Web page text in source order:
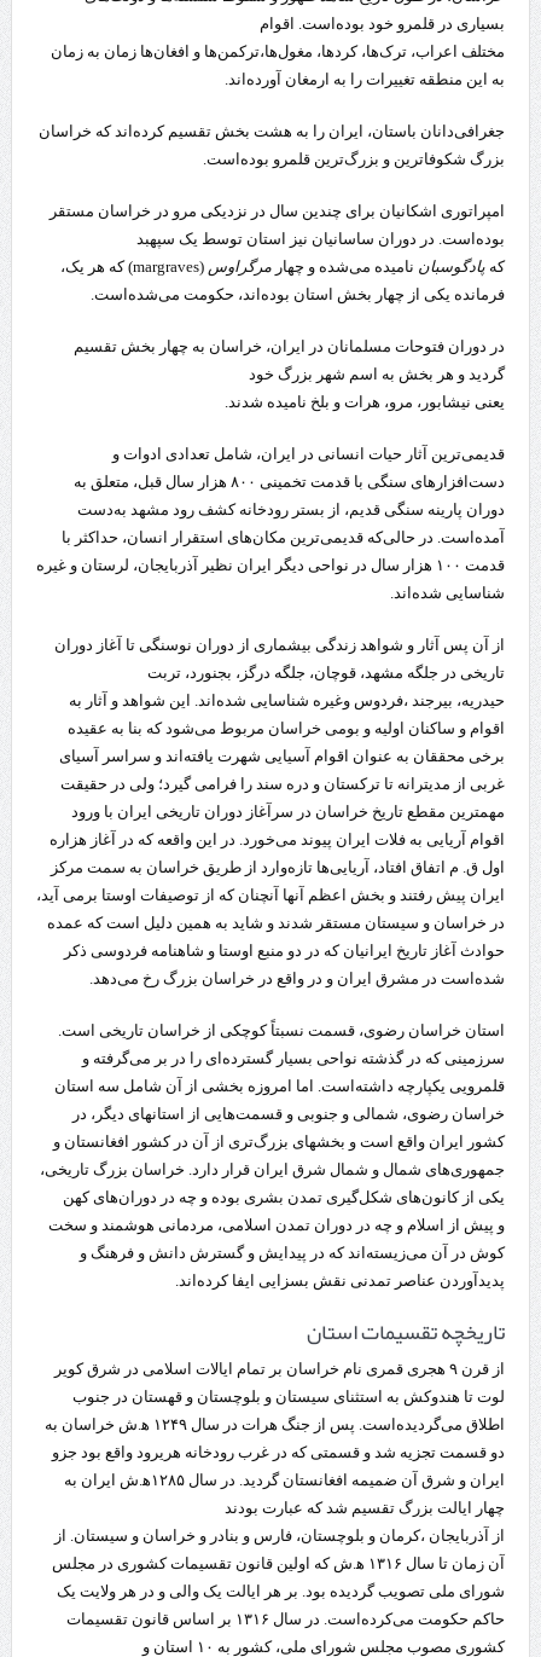
بسیاری در قلمرو خود بوده‌است. اقوام
مختلف اعراب، ترک‌ها، کردها، مغول‌ها،ترکمن‌ها و افغان‌ها زمان به زمان
به این منطقه تغییرات را به ارمغان آورده‌اند.
جغرافی‌دانان باستان، ایران را به هشت بخش تقسیم کرده‌اند که خراسان
بزرگ شکوفاترین و بزرگ‌ترین قلمرو بوده‌است.
امپراتوری اشکانیان برای چندین سال در نزدیکی مرو در خراسان مستقر
بوده‌است. در دوران ساسانیان نیز استان توسط یک سپهبد
که پادگوسبان نامیده می‌شده و چهار مرگراوس
(margraves) که هر یک،
فرمانده یکی از چهار بخش استان بوده‌اند، حکومت می‌شده‌است.
در دوران فتوحات مسلمانان در ایران، خراسان به چهار بخش تقسیم
گردید و هر بخش به اسم شهر بزرگ خود
یعنی نیشابور، مرو، هرات و بلخ نامیده شدند.
قدیمی‌ترین آثار حیات انسانی در ایران، شامل تعدادی ادوات و
دست‌افزارهای سنگی با قدمت تخمینی ۸۰۰ هزار سال قبل، متعلق به
دوران پارینه سنگی قدیم، از بستر رودخانه کشف رود مشهد به‌دست
آمده‌است. در حالی‌که قدیمی‌ترین مکان‌های استقرار انسان، حداکثر با
قدمت ۱۰۰ هزار سال در نواحی دیگر ایران نظیر آذربایجان، لرستان و غیره
شناسایی شده‌اند.
از آن پس آثار و شواهد زندگی بیشماری از دوران نوسنگی تا آغاز دوران
تاریخی در جلگه مشهد، قوچان، جلگه درگز، بجنورد، تربت
حیدریه، بیرجند ،فردوس وغیره شناسایی شده‌اند. این شواهد و آثار به
اقوام و ساکنان اولیه و بومی خراسان مربوط می‌شود که بنا به عقیده
برخی محققان به عنوان اقوام آسیایی شهرت یافته‌اند و سراسر آسیای
غربی از مدیترانه تا ترکستان و دره سند را فرامی گیرد؛ ولی در حقیقت
مهمترین مقطع تاریخ خراسان در سرآغاز دوران تاریخی ایران با ورود
اقوام آریایی به فلات ایران پیوند می‌خورد. در این واقعه که در آغاز هزاره
اول ق. م اتفاق افتاد، آریایی‌ها تازه‌وارد از طریق خراسان به سمت مرکز
ایران پیش رفتند و بخش اعظم آنها آنچنان که از توصیفات اوستا برمی آید،
در خراسان و سیستان مستقر شدند و شاید به همین دلیل است که عمده
حوادث آغاز تاریخ ایرانیان که در دو منبع اوستا و شاهنامه فردوسی ذکر
شده‌است در مشرق ایران و در واقع در خراسان بزرگ رخ می‌دهد.
استان خراسان رضوی، قسمت نسبتاً کوچکی از خراسان تاریخی است.
سرزمینی که در گذشته نواحی بسیار گسترده‌ای را در بر می‌گرفته و
قلمرویی یکپارچه داشته‌است. اما امروزه بخشی از آن شامل سه استان
خراسان رضوی، شمالی و جنوبی و قسمت‌هایی از استانهای دیگر، در
کشور ایران واقع است و بخشهای بزرگ‌تری از آن در کشور افغانستان و
جمهوری‌های شمال و شمال شرق ایران قرار دارد. خراسان بزرگ تاریخی،
یکی از کانون‌های شکل‌گیری تمدن بشری بوده و چه در دوران‌های کهن
و پیش از اسلام و چه در دوران تمدن اسلامی، مردمانی هوشمند و سخت
کوش در آن می‌زیسته‌اند که در پیدایش و گسترش دانش و فرهنگ و
پدیدآوردن عناصر تمدنی نقش بسزایی ایفا کرده‌اند.
تاریخچه تقسیمات استان
از قرن ۹ هجری قمری نام خراسان بر تمام ایالات اسلامی در شرق کویر
لوت تا هندوکش به استثنای سیستان و بلوچستان و قهستان در جنوب
اطلاق می‌گردیده‌است. پس از جنگ هرات در سال ۱۲۴۹ ه‍.ش خراسان به
دو قسمت تجزیه شد و قسمتی که در غرب رودخانه هریرود واقع بود جزو
ایران و شرق آن ضمیمه افغانستان گردید. در سال ۱۲۸۵ه‍.ش ایران به
چهار ایالت بزرگ تقسیم شد که عبارت بودند
از آذربایجان ،کرمان و بلوچستان، فارس و بنادر و خراسان و سیستان. از
آن زمان تا سال ۱۳۱۶ ه‍.ش که اولین قانون تقسیمات کشوری در مجلس
شورای ملی تصویب گردیده بود. بر هر ایالت یک والی و در هر ولایت یک
حاکم حکومت می‌کرده‌است. در سال ۱۳۱۶ بر اساس قانون تقسیمات
کشوری مصوب مجلس شورای ملی، کشور به ۱۰ استان و